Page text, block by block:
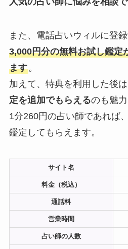
また、電話占いウィルに登録
3,000円分の無料お試し鑑定
ます。
加えて、特典を利用した後は
定を追加でもらえるのも魅力
1分260円の占い師であれば
鑑定してもらえます。
サイト名
料金（税込）
通話料
営業時間
占い師の人数